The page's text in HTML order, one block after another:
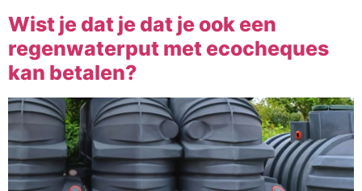
Wist je dat je dat je ook een
regenwaterput met ecocheques
kan betalen?